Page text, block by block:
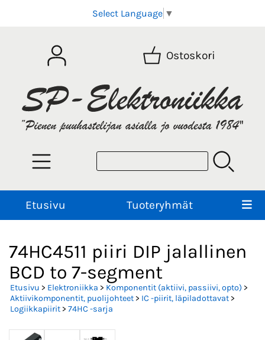
Select Language ▼
Ostoskori
Etusivu Tuoteryhmät
74HC4511 piiri DIP jalallinen
BCD to 7-segment
Etusivu > Elektroniikka > Komponentit (aktiivi, passiivi, opto) >
Aktiivikomponentit, puolijohteet> IC -piirit, läpiladottavat>
Logiikkapiirit> 74HC -sarja